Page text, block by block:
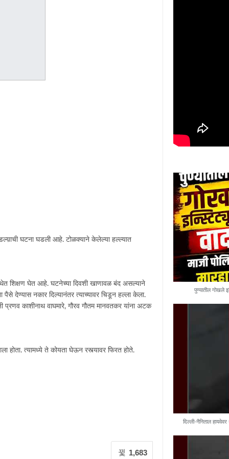
घटना घडली आहे. टोळक्याने केलेल्या हल्ल्यात
शिक्षण घेत आहे. घटनेच्या दिवशी खाणावळ बंद असल्याने
देण्यास नकार दिल्यानंतर त्याच्यावर चिडून हल्ला केला.
प्रणव काशीनाथ वाघमारे, गौरव गौतम मानवतकर यांना अटक
त्यामध्ये ते कोयता घेऊन रस्त्यावर फिरत होते.
1,683
पुण्यातील गोखले
दिल्ली-नैनिताल